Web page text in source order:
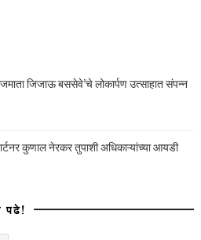
जिजाऊ बससेवे’चे लोकार्पण उत्साहात संपन्न
कुणाल नेरकर तुपाशी अधिकाऱ्यांच्या आयडी
पढे!